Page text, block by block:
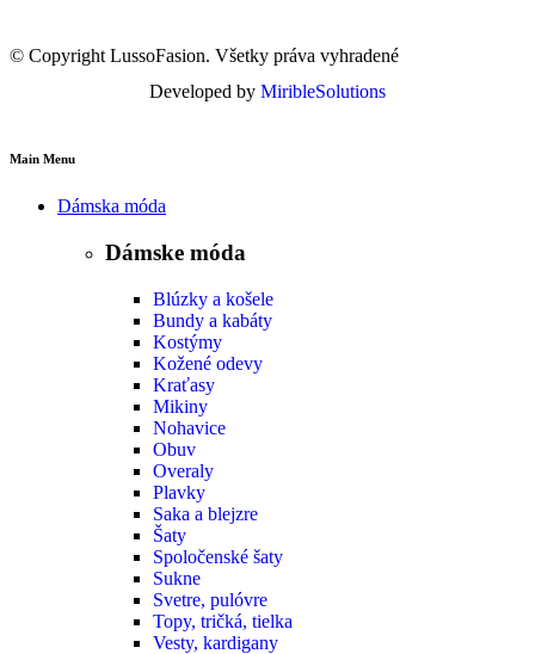
© Copyright LussoFasion. Všetky práva vyhradené
Developed by MiribleSolutions
Main Menu
Dámska móda
Dámske móda
Blúzky a košele
Bundy a kabáty
Kostýmy
Kožené odevy
Kraťasy
Mikiny
Nohavice
Obuv
Overaly
Plavky
Saka a blejzre
Šaty
Spoločenské šaty
Sukne
Svetre, pulóvre
Topy, tričká, tielka
Vesty, kardigany